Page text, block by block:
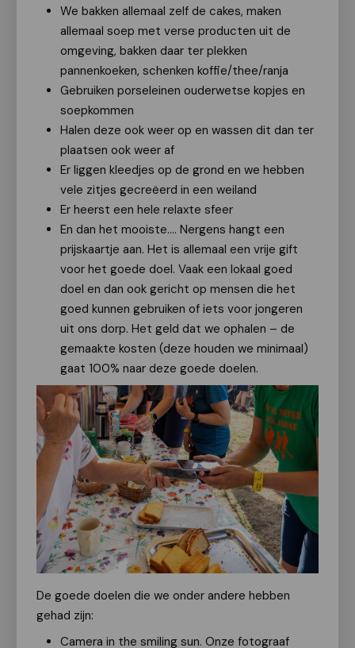
We bakken allemaal zelf de cakes, maken
allemaal soep met verse producten uit de
omgeving, bakken daar ter plekken
pannenkoeken, schenken koffie/thee/ranja
Gebruiken porseleinen ouderwetse kopjes en
soepkommen
Halen deze ook weer op en wassen dit dan ter
plaatsen ook weer af
Er liggen kleedjes op de grond en we hebben
vele zitjes gecreëerd in een weiland
Er heerst een hele relaxte sfeer
En dan het mooiste…. Nergens hangt een
prijskaartje aan. Het is allemaal een vrije gift
voor het goede doel. Vaak een lokaal goed
doel en dan ook gericht op mensen die het
goed kunnen gebruiken of iets voor jongeren
uit ons dorp. Het geld dat we ophalen – de
gemaakte kosten (deze houden we minimaal)
gaat 100% naar deze goede doelen.
De goede doelen die we onder andere hebben
gehad zijn:
Camera in the smiling sun. Onze fotograaf